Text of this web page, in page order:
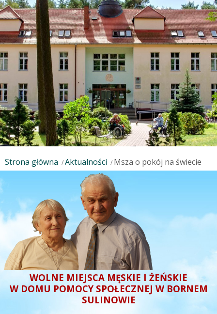
Strona główna Aktualności Msza o pokój na świecie
WOLNE MIEJSCA MĘSKIE I ŻEŃSKIE
W DOMU POMOCY SPOŁECZNEJ W BORNEM
SULINOWIE